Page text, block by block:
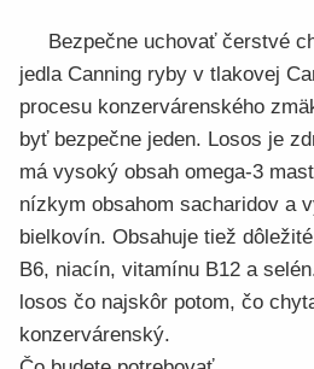
Bezpečne uchovať čerstvé
jedla Canning ryby v tlakovej
procesu konzervárenského
byť bezpečne jeden. Losos je
má vysoký obsah omega-3
nízkym obsahom sacharidov a
bielkovín. Obsahuje tiež
B6, niacín, vitamínu B12 a
losos čo najskôr potom, čo
konzervárenský.